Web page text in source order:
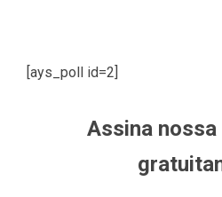
[ays_poll id=2]
Assina